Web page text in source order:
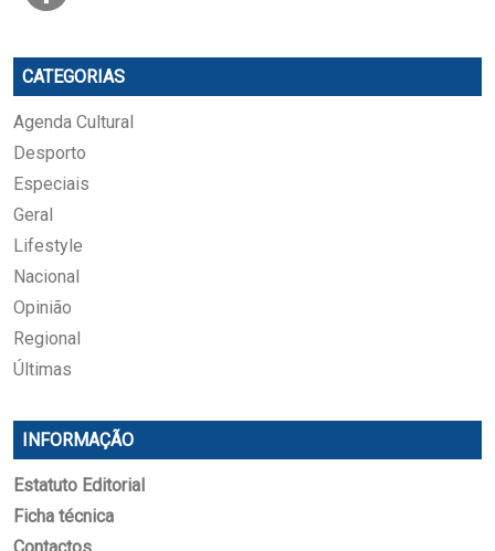
CATEGORIAS
Agenda Cultural
Desporto
Especiais
Geral
Lifestyle
Nacional
Opinião
Regional
Últimas
INFORMAÇÃO
Estatuto Editorial
Ficha técnica